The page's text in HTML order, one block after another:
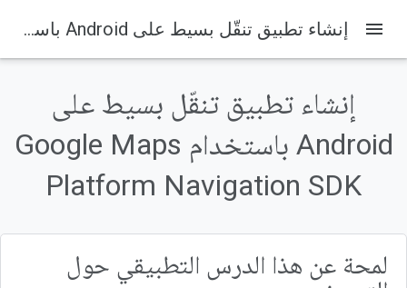
المتطلبات الأساسية
ما ستتعلمه
المتطلبات
اختَر مشروع على السحابة الإلكترونية في وحدة التحكّم.
تفعيل حزمة تطوير البرامج (SDK) للتنقّل في مشروعك
menu إنشاء تطبيق تنقّل بسيط على Android باستخدام Google Maps Platform Navigation SDK
إنشاء تطبيق تنقّل بسيط على
Android باستخدام Google Maps
Platform Navigation SDK
لمحة عن هذا الدرس التطبيقي حول